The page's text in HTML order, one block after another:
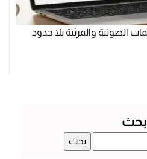
الصوتية والمرئية بلا حدود
بحث